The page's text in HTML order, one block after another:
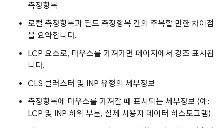
측정항목
로컬 측정항목과 필드 측정항목 간의 주목할 만한 차이점
을 요약합니다.
LCP 요소로, 마우스를 가져가면 페이지에서 강조 표시됩
니다.
CLS 클러스터 및 INP 유형의 세부정보
측정항목에 마우스를 가져갈 때 표시되는 세부정보 (예:
LCP 및 INP 하위 부분, 실제 사용자 데이터 히스토그램)